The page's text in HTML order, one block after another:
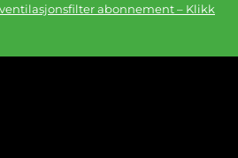
abonnement – Klikk